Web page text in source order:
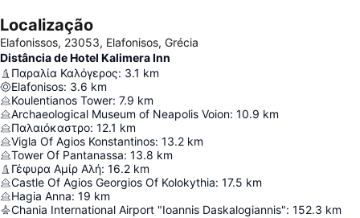
Localização
Elafonissos, 23053, Elafonisos, Grécia
Distância de Hotel Kalimera Inn
Παραλία Καλόγερος: 3.1 km
Elafonisos: 3.6 km
Koulentianos Tower: 7.9 km
Archaeological Museum of Neapolis Voion: 10.9 km
Παλαιόκαστρο: 12.1 km
Vigla Of Agios Konstantinos: 13.2 km
Tower Of Pantanassa: 13.8 km
Γέφυρα Αμίρ Αλή: 16.2 km
Castle Of Agios Georgios Of Kolokythia: 17.5 km
Hagia Anna: 19 km
Chania International Airport "Ioannis Daskalogiannis": 152.3 km